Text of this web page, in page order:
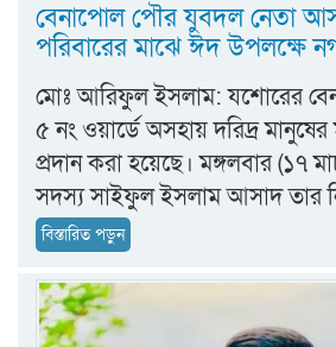
বেনাপোল পৌর যুবদল নেতা
পরিবারের মাঝে ঈদ উপলক্ষে
মোঃ আরিফুল ইসলাম: যশোরের
৫ নং ওয়ার্ডে অসহায় দরিদ্র
প্রদান করা হয়েছে। মঙ্গলবার (১৭
সদস্য সাইফুল ইসলাম আসাদ তার
বিস্তারিত পড়ুন